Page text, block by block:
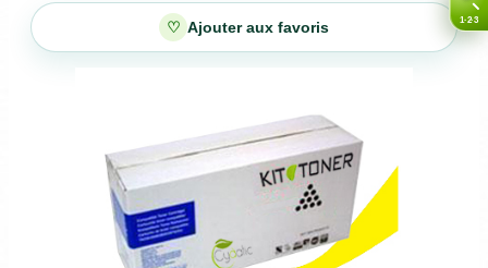
♡ Ajouter aux favoris